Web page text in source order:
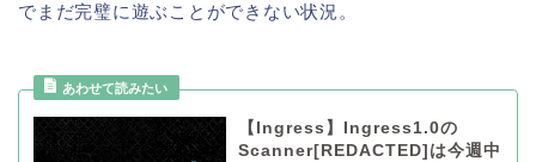
でまだ完璧に遊ぶことができない状況。
【Ingress】Ingress1.0の
Scanner[REDACTED]は今週中